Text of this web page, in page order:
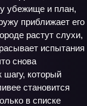
убежище и план,
приближает его
растут слухи,
испытания
снова
шагу, который
становится
в списке